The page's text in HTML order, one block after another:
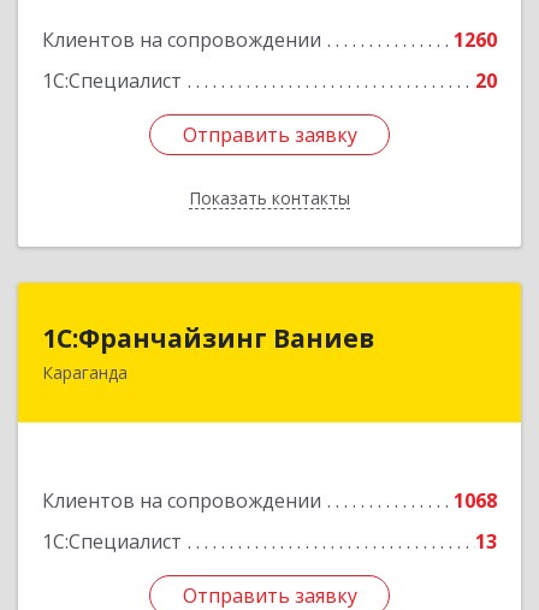
Клиентов на сопровождении
1260
1С:Специалист
20
Отправить заявку
Показать контакты
Отправить заявку
Назад
1С:Франчайзинг Ваниев
Караганда
Клиентов на сопровождении
1068
1С:Специалист
13
Отправить заявку
1С:Франчайзинг Ваниев
100009 Республика Казахстан, г. Караганда, ул.
Отправить заявку